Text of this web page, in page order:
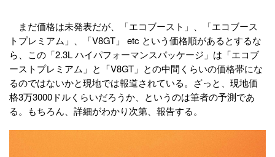
まだ価格は未発表だが、「エコブースト」、「エコブース
トプレミアム」、「V8GT」 etc という価格順があるとするな
ら、この「2.3L ハイパフォーマンスパッケージ」は「エコブ
ーストプレミアム」と「V8GT」との中間くらいの価格帯にな
るのではないかと現地では報道されている。ざっと、現地価
格3万3000ドルくらいだろうか、というのは筆者の予測であ
る。もちろん、詳細がわかり次第、報告する。